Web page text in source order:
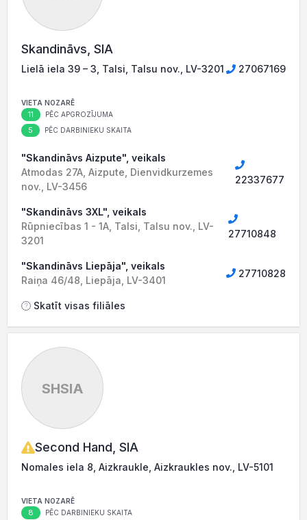
Skandināvs, SIA
Lielā iela 39 – 3, Talsi, Talsu nov., LV-3201 27067169
VIETA NOZARĒ
11 PĒC APGROZĪJUMA
5 PĒC DARBINIEKU SKAITA
"Skandināvs Aizpute", veikals
Atmodas 27A, Aizpute, Dienvidkurzemes
nov., LV-3456
22337677
"Skandināvs 3XL", veikals
Rūpniecības 1 - 1A, Talsi, Talsu nov., LV-
3201
27710848
"Skandināvs Liepāja", veikals
Raiņa 46/48, Liepāja, LV-3401
27710828
Skatīt visas filiāles
SHSIA
Second Hand, SIA
Nomales iela 8, Aizkraukle, Aizkraukles nov., LV-5101
VIETA NOZARĒ
8 PĒC DARBINIEKU SKAITA